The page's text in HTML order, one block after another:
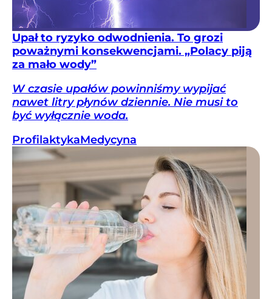
Upał to ryzyko odwodnienia. To grozi
poważnymi konsekwencjami. „Polacy piją
za mało wody”
W czasie upałów powinniśmy wypijać
nawet litry płynów dziennie. Nie musi to
być wyłącznie woda.
ProfilaktykaMedycyna